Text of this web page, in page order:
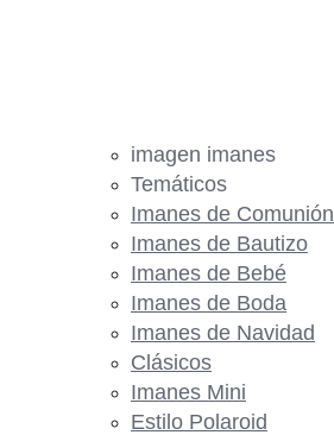
imagen imanes
Temáticos
Imanes de Comunión
Imanes de Bautizo
Imanes de Bebé
Imanes de Boda
Imanes de Navidad
Clásicos
Imanes Mini
Estilo Polaroid